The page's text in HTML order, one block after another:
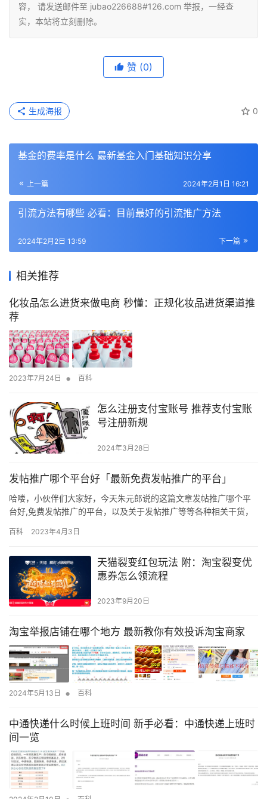
容， 请发送邮件至 jubao226688#126.com 举报，一经查
实，本站将立刻删除。
赞 (0)
0
生成海报
基金的费率是什么 最新基金入门基础知识分享
上一篇 2024年2月1日 16:21
引流方法有哪些 必看：目前最好的引流推广方法
下一篇
2024年2月2日 13:59
相关推荐
化妆品怎么进货来做电商 秒懂：正规化妆品进货渠道推
荐
2023年7月24日 • 百科
怎么注册支付宝账号 推荐支付宝账
号注册新规
2024年3月28日
发帖推广哪个平台好「最新免费发帖推广的平台」
哈喽，小伙伴们大家好，今天朱元郎说的这篇文章发帖推广哪个平
台好,免费发帖推广的平台，以及关于发帖推广等等各种相关干货，
你认真读了，一定会有所收获！ 发布的帖子要么没有浏览，要么被
选择做论坛推广 发帖是为了实现做高质量外链和内容宣传的两个目
地，…
百科 2023年4月3日
天猫裂变红包玩法 附：淘宝裂变优
惠券怎么领流程
2023年9月20日
淘宝举报店铺在哪个地方 最新教你有效投诉淘宝商家
2024年5月13日 • 百科
中通快递什么时候上班时间 新手必看：中通快递上班时
间一览